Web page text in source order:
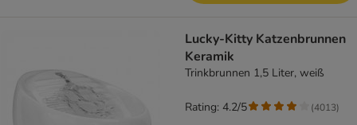
Lucky-Kitty Katzenbrunnen
Keramik
Trinkbrunnen 1,5 Liter, weiß
Rating: 4.2/5 (4013)